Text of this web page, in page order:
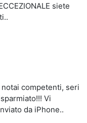
siete
competenti, seri
Vi
da iPhone..